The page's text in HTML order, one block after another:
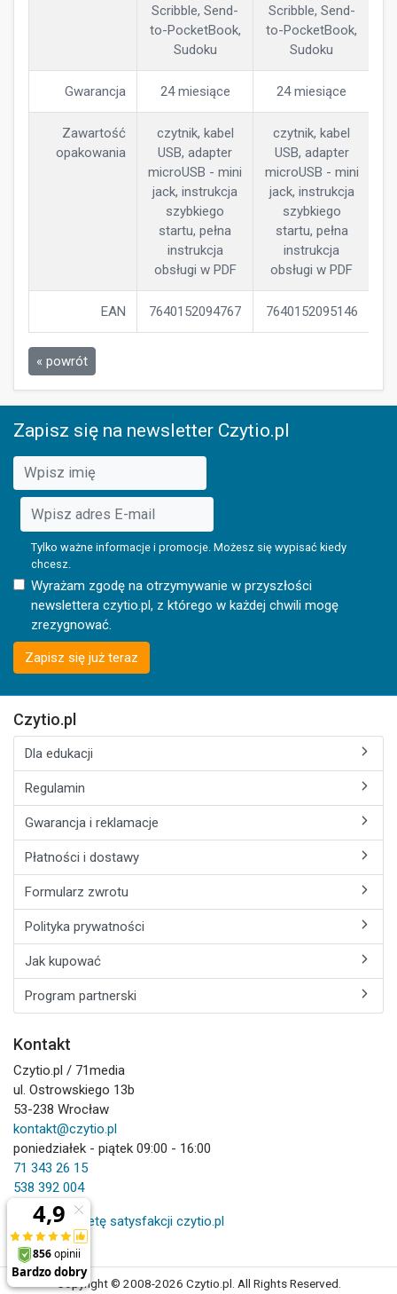
Scribble, Send-
to-PocketBook,
Sudoku
Scribble, Send-
to-PocketBook,
Sudoku
Gwarancja 24 miesiące 24 miesiące
Zawartość
opakowania
czytnik, kabel
USB, adapter
microUSB - mini
jack, instrukcja
szybkiego
startu, pełna
instrukcja
obsługi w PDF
czytnik, kabel
USB, adapter
microUSB - mini
jack, instrukcja
szybkiego
startu, pełna
instrukcja
obsługi w PDF
EAN 7640152094767 7640152095146
« powrót
Zapisz się na newsletter Czytio.pl
Tylko ważne informacje i promocje. Możesz się wypisać kiedy
chcesz.
Wyrażam zgodę na otrzymywanie w przyszłości
newslettera czytio.pl, z którego w każdej chwili mogę
zrezygnować.
Zapisz się już teraz
Czytio.pl
Dla edukacji
Regulamin
Gwarancja i reklamacje
Płatności i dostawy
Formularz zwrotu
Polityka prywatności
Jak kupować
Program partnerski
Kontakt
Czytio.pl / 71media
ul. Ostrowskiego 13b
53-238 Wrocław
kontakt@czytio.pl
poniedziałek - piątek 09:00 - 16:00
71 343 26 15
538 392 004
Wypełnij ankietę satysfakcji czytio.pl
Copyright © 2008-2026 Czytio.pl. All Rights Reserved.